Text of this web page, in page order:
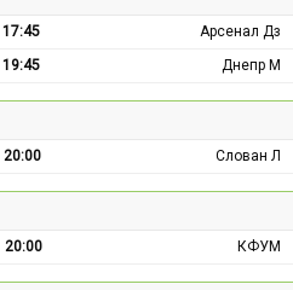
17:45
Арсенал Дз
19:45 Днепр М
20:00 Слован Л
20:00 КФУМ